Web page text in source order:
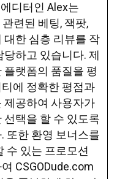
디터인 Alex는
관련된 베팅, 잭팟,
대한 심층 리뷰를 작
당하고 있습니다. 제
플랫폼의 품질을 평
에 정확한 평점과
제공하여 사용자가
선택을 할 수 있도록
또한 환영 보너스를
수 있는 프로모션
CSGODude.com